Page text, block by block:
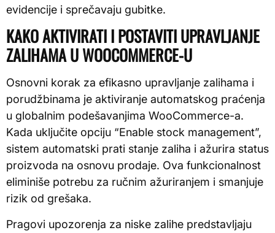
evidencije i sprečavaju gubitke.
KAKO AKTIVIRATI I POSTAVITI UPRAVLJANJE
ZALIHAMA U WOOCOMMERCE-U
Osnovni korak za efikasno upravljanje zalihama i
porudžbinama je aktiviranje automatskog praćenja
u globalnim podešavanjima WooCommerce-a.
Kada uključite opciju “Enable stock management”,
sistem automatski prati stanje zaliha i ažurira status
proizvoda na osnovu prodaje. Ova funkcionalnost
eliminiše potrebu za ručnim ažuriranjem i smanjuje
rizik od grešaka.
Pragovi upozorenja za niske zalihe predstavljaju